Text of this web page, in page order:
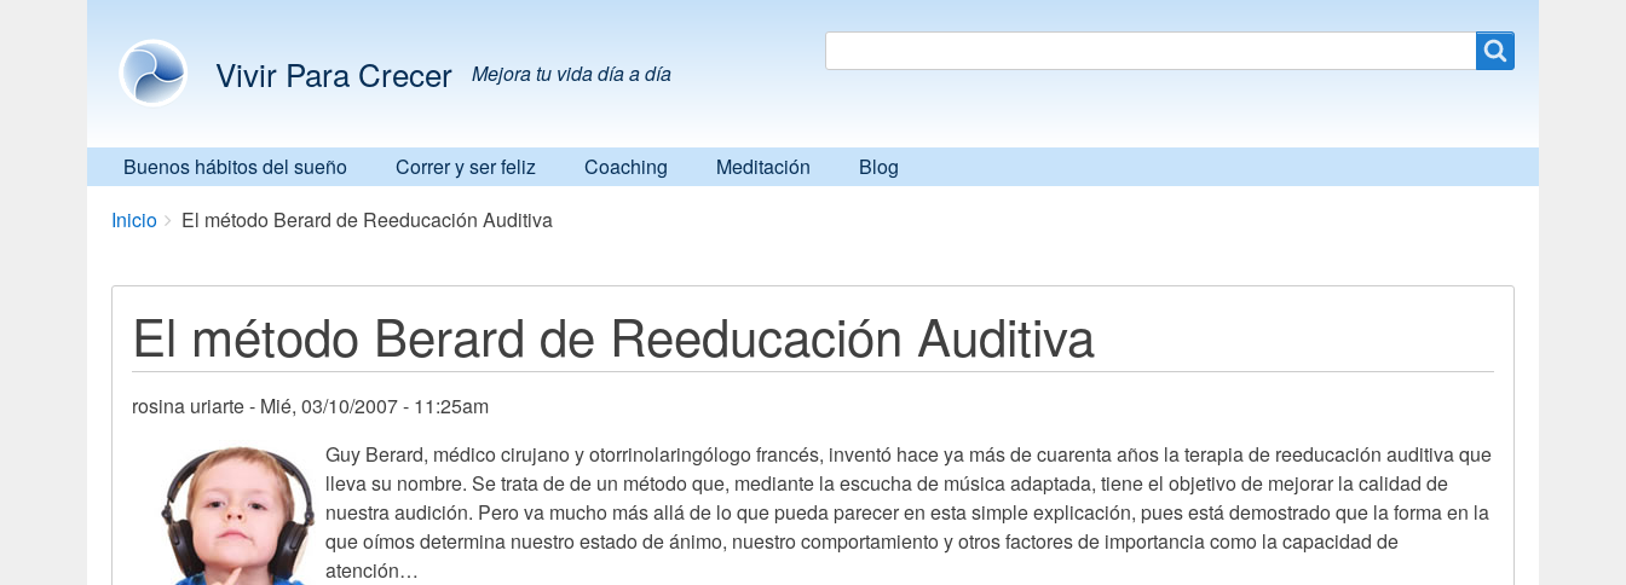
Vivir Para Crecer Mejora tu vida día a día
Search
Buenos hábitos del sueño Correr y ser feliz Coaching Meditación Blog
Breadcrumbs
You
Inicio El método Berard de Reeducación Auditiva
El método Berard de Reeducación Auditiva
rosina uriarte
Mié, 03/10/2007 - 11:25am
Guy Berard, médico cirujano y otorrinolaringólogo francés, inventó hace ya más de cuarenta años la terapia de reeducación auditiva que
lleva su nombre. Se trata de de un método que, mediante la escucha de música adaptada, tiene el objetivo de mejorar la calidad de
nuestra audición. Pero va mucho más allá de lo que pueda parecer en esta simple explicación, pues está demostrado que la forma en la
que oímos determina nuestro estado de ánimo, nuestro comportamiento y otros factores de importancia como la capacidad de
atención…